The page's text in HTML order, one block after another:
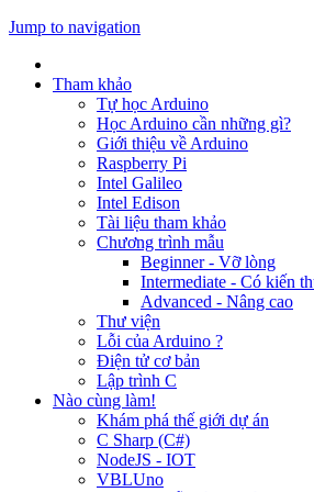
Jump to navigation
Tham khảo
Tự học Arduino
Học Arduino cần những gì?
Giới thiệu về Arduino
Raspberry Pi
Intel Galileo
Intel Edison
Tài liệu tham khảo
Chương trình mẫu
Beginner - Vỡ lòng
Intermediate - Có kiến
Advanced - Nâng cao
Thư viện
Lỗi của Arduino ?
Điện tử cơ bản
Lập trình C
Nào cùng làm!
Khám phá thế giới dự án
C Sharp (C#)
NodeJS - IOT
VBLUno